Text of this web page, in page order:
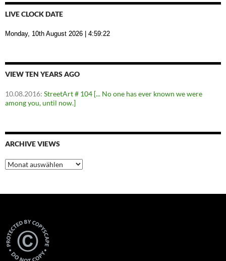
LIVE CLOCK DATE
Monday, 10th August 2026 | 4:59:23
VIEW TEN YEARS AGO
10.08.2016: StreetArt # 104 [... No one has ever known we were
among you, until now.]
ARCHIVE VIEWS
Archive
Views